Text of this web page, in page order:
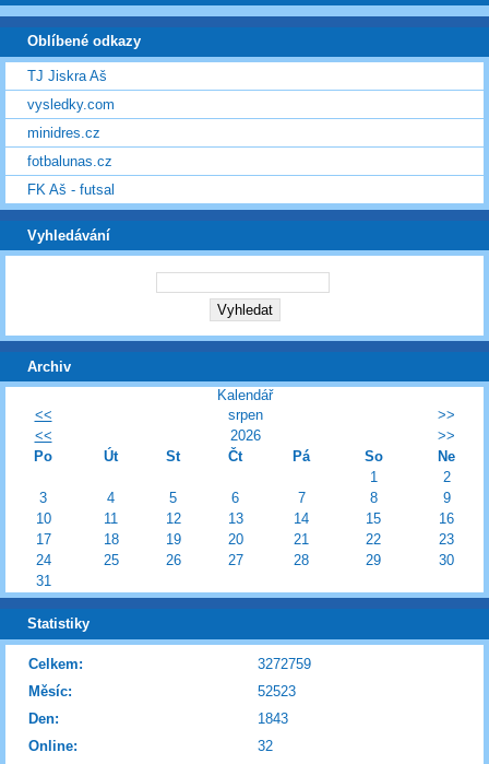
Oblíbené odkazy
TJ Jiskra Aš
vysledky.com
minidres.cz
fotbalunas.cz
FK Aš - futsal
Vyhledávání
Archiv
Kalendář
<<
srpen
>>
<<
2026
>>
Po
Út St Čt Pá So
Ne
1
2
3
4 5 6 7 8
9
10
11 12 13 14 15
16
17
18 19 20 21 22
23
24
25 26 27 28 29
30
31
Statistiky
Online: 32
Celkem:
3272759
Měsíc:
52523
Den:
1843